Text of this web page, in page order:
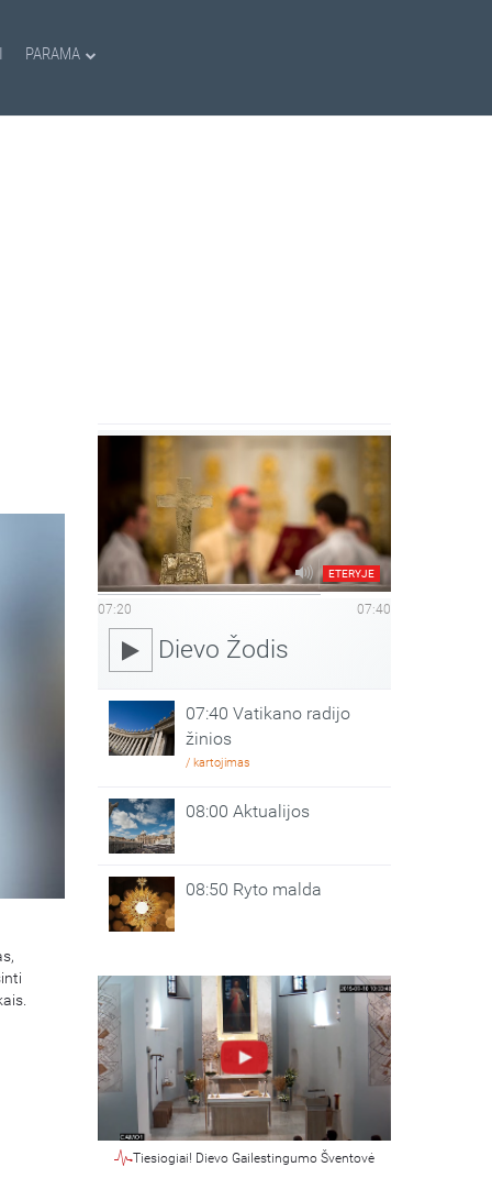
PARAMA
ETERYJE
07:20 07:40
Dievo Žodis
07:40 Vatikano radijo
žinios
/ kartojimas
08:00 Aktualijos
08:50 Ryto malda
Tiesiogiai! Dievo Gailestingumo Šventovė